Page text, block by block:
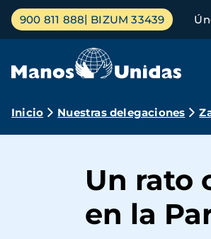
Pasar
contenido
Menú
principal
900 811 888 BIZUM 33439
Ruta
navegación
Inicio Nuestras delegaciones
Un rato
en la